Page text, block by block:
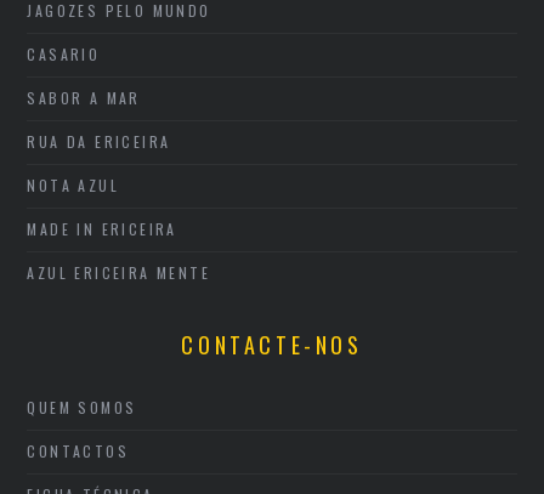
JAGOZES PELO MUNDO
CASARIO
SABOR A MAR
RUA DA ERICEIRA
NOTA AZUL
MADE IN ERICEIRA
AZUL ERICEIRA MENTE
CONTACTE-NOS
QUEM SOMOS
CONTACTOS